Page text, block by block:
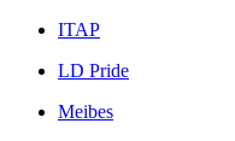
ITAP
LD Pride
Meibes